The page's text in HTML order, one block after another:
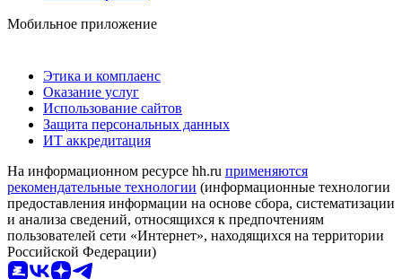
Мобильное приложение
Этика и комплаенс
Оказание услуг
Использование сайтов
Защита персональных данных
ИТ аккредитация
На информационном ресурсе hh.ru применяются
рекомендательные технологии (информационные технологии
предоставления информации на основе сбора, систематизации
и анализа сведений, относящихся к предпочтениям
пользователей сети «Интернет», находящихся на территории
Российской Федерации)